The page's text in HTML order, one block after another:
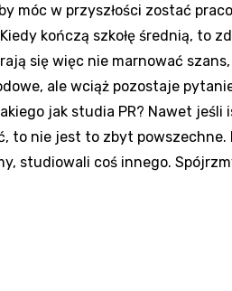
móc w przyszłości zostać
kończą szkołę średnią, to
się więc nie marnować
ale wciąż pozostaje
jak studia PR? Nawet jeśli
to nie jest to zbyt powszechne.
studiowali coś innego.